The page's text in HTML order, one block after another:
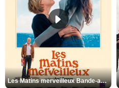
Les Matins merveilleux Bande-annonce VF